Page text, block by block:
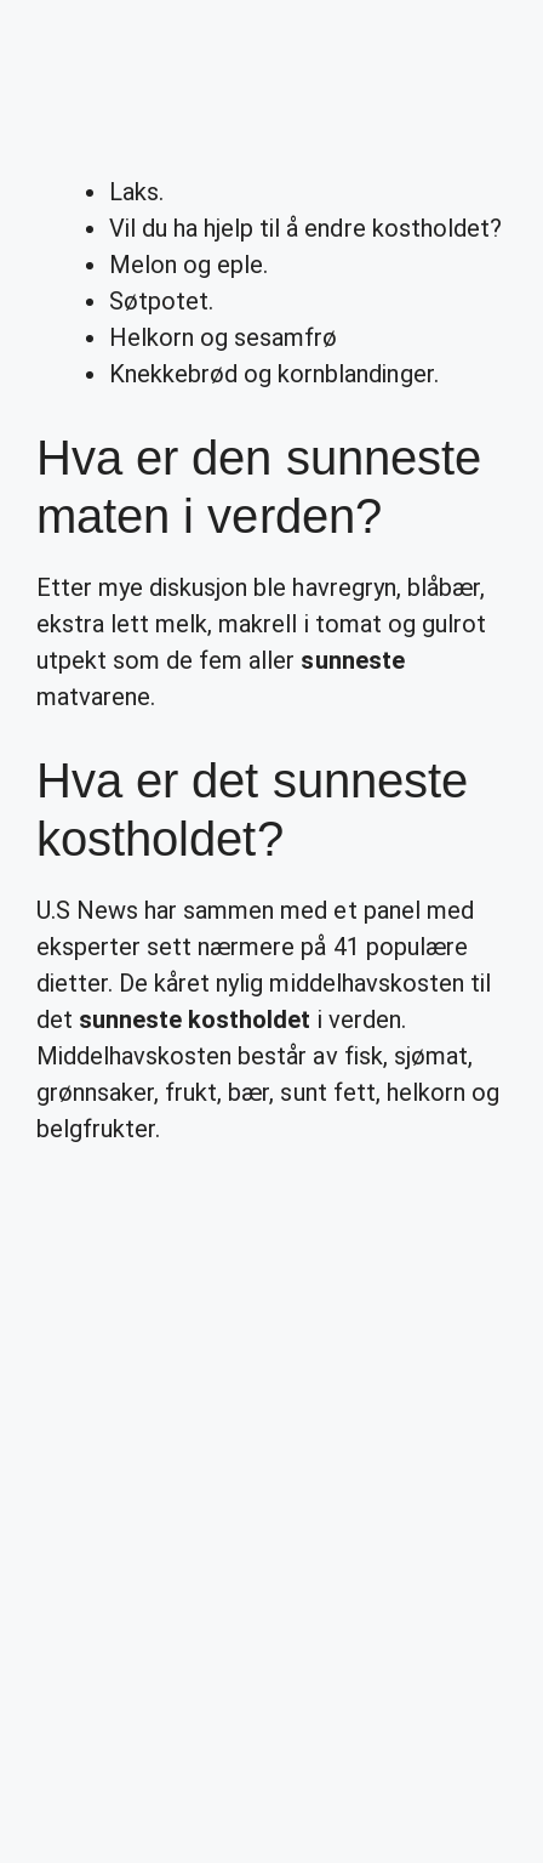
Laks.
Vil du ha hjelp til å endre kostholdet?
Melon og eple.
Søtpotet.
Helkorn og sesamfrø
Knekkebrød og kornblandinger.
Hva er den sunneste
maten i verden?
Etter mye diskusjon ble havregryn, blåbær,
ekstra lett melk, makrell i tomat og gulrot
utpekt som de fem aller sunneste
matvarene.
Hva er det sunneste
kostholdet?
U.S News har sammen med et panel med
eksperter sett nærmere på 41 populære
dietter. De kåret nylig middelhavskosten til
det sunneste kostholdet i verden.
Middelhavskosten består av fisk, sjømat,
grønnsaker, frukt, bær, sunt fett, helkorn og
belgfrukter.